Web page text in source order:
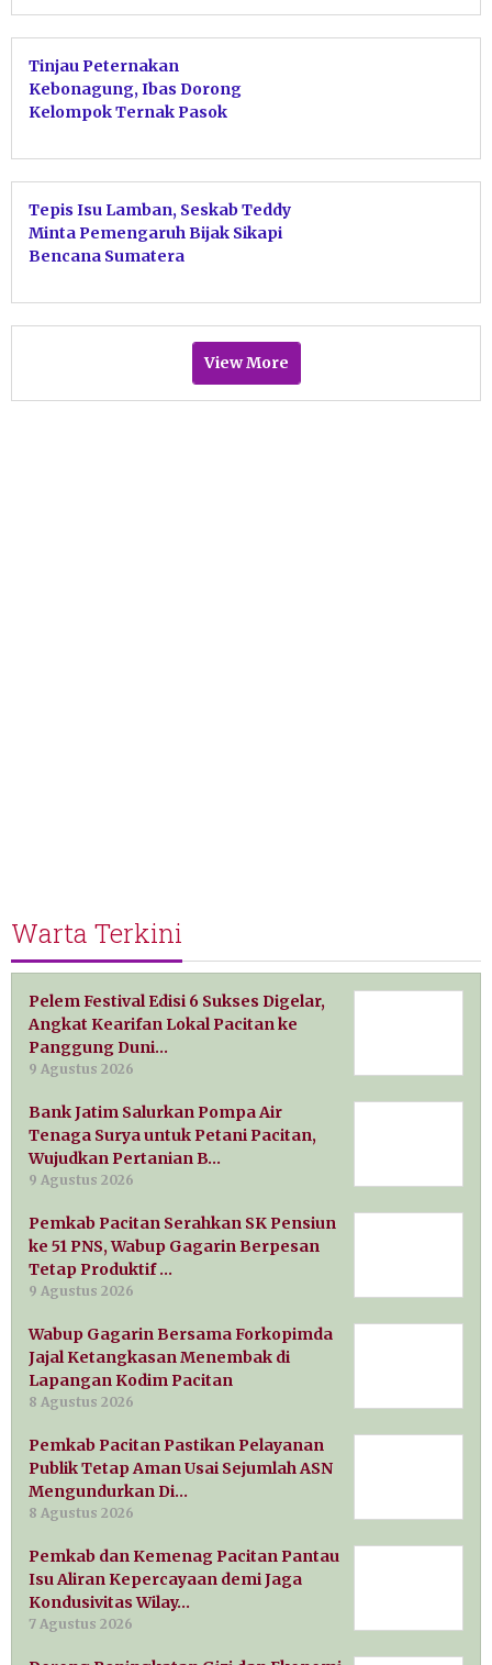
Tinjau Peternakan
Kebonagung, Ibas Dorong
Kelompok Ternak Pasok
Tepis Isu Lamban, Seskab Teddy
Minta Pemengaruh Bijak Sikapi
Bencana Sumatera
View More
Warta Terkini
Pelem Festival Edisi 6 Sukses Digelar,
Angkat Kearifan Lokal Pacitan ke
Panggung Duni…
9 Agustus 2026
Bank Jatim Salurkan Pompa Air
Tenaga Surya untuk Petani Pacitan,
Wujudkan Pertanian B…
9 Agustus 2026
Pemkab Pacitan Serahkan SK Pensiun
ke 51 PNS, Wabup Gagarin Berpesan
Tetap Produktif …
9 Agustus 2026
Wabup Gagarin Bersama Forkopimda
Jajal Ketangkasan Menembak di
Lapangan Kodim Pacitan
8 Agustus 2026
Pemkab Pacitan Pastikan Pelayanan
Publik Tetap Aman Usai Sejumlah ASN
Mengundurkan Di…
8 Agustus 2026
Pemkab dan Kemenag Pacitan Pantau
Isu Aliran Kepercayaan demi Jaga
Kondusivitas Wilay…
7 Agustus 2026